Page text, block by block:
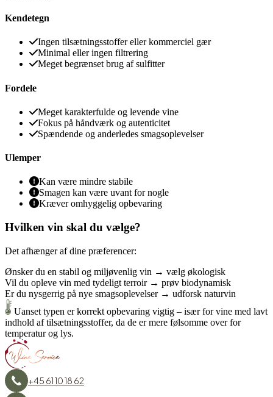
Kendetegn
Ingen tilsætningsstoffer eller kommerciel gær
Minimal eller ingen filtrering
Meget begrænset brug af sulfitter
Fordele
Meget karakterfulde og levende vine
Fokus på håndværk og autenticitet
Spændende og anderledes smagsoplevelser
Ulemper
Kan være mindre stabile
Smagen kan være uvant for nogle
Kræver omhyggelig opbevaring
Hvilken vin skal du vælge?
Det afhænger af dine præferencer:
Ønsker du en stabil og miljøvenlig vin → vælg økologisk
Vil du opleve vin med tydeligt terroir → prøv biodynamisk
Er du nysgerrig på nye smagsoplevelser → udforsk naturvin
Uanset typen er korrekt opbevaring vigtig – især for vine med lavt
indhold af tilsætningsstoffer, da de er mere følsomme over for
temperatur og lys.
+45 61 10 18 62